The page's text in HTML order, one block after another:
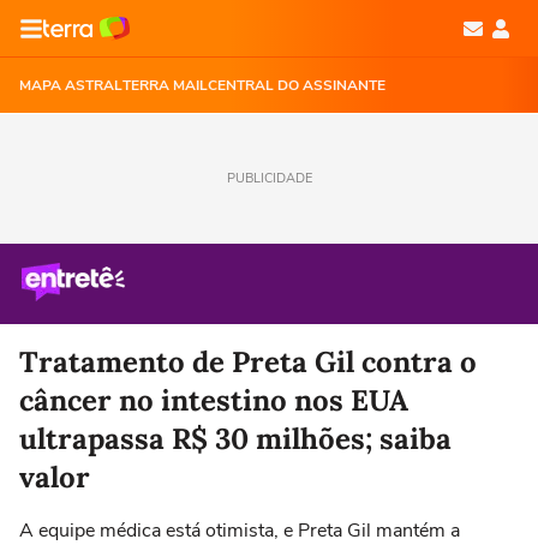
MAPA ASTRALTERRA MAILCENTRAL DO ASSINANTE
PUBLICIDADE
Tratamento de Preta Gil contra o
câncer no intestino nos EUA
ultrapassa R$ 30 milhões; saiba
valor
A equipe médica está otimista, e Preta Gil mantém a